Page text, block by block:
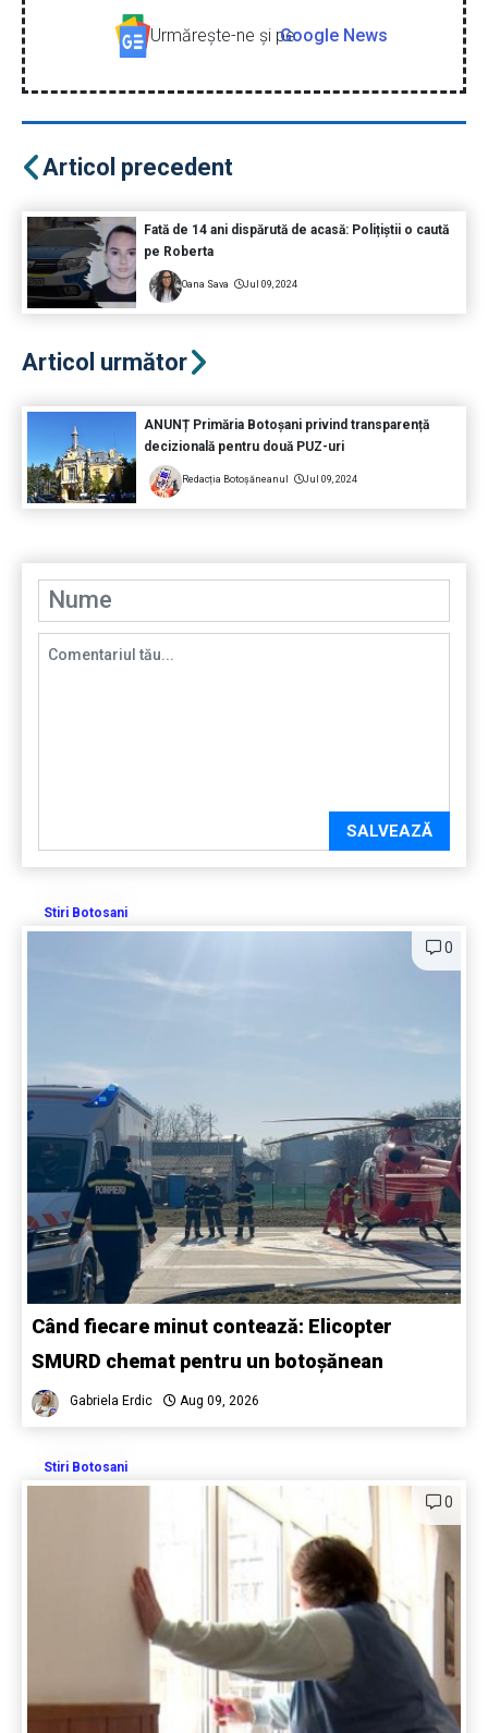
Urmăreşte-ne şi peGoogle News
Articol precedent
Fată de 14 ani dispărută de acasă: Polițiștii o caută
pe Roberta
Oana Sava Jul 09, 2024
Articol următor
ANUNȚ Primăria Botoșani privind transparență
decizională pentru două PUZ-uri
Redacția Botoșăneanul Jul 09, 2024
SALVEAZĂ
Stiri Botosani
0
Când fiecare minut contează: Elicopter
SMURD chemat pentru un botoșănean
Gabriela Erdic Aug 09, 2026
Stiri Botosani
0